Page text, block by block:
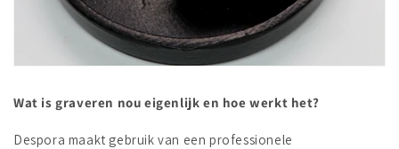
Wat is graveren nou eigenlijk en hoe werkt het?
Despora maakt gebruik van een professionele